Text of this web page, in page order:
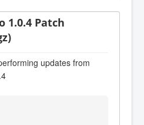
1.0.4 Patch
updates from